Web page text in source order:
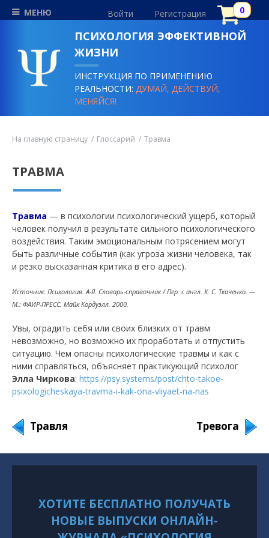
МЕНЮ Войти Регистрация
ПСИХОЛОГИЯ ЭФФЕКТИВНОЙ
ЖИЗНИ
ИНСТРУКЦИЯ ПО ПРИМЕНЕНИЮ
РЕАЛЬНОСТИ:ДУМАЙ, ДЕЙСТВУЙ,
МЕНЯЙСЯ!
На главную страницу Глоссарий Травма
ТРАВМА
Травма — в психологии психологический ущерб, который
человек получил в результате сильного психологического
воздействия. Таким эмоциональным потрясением могут
быть различные события (как угроза жизни человека, так
и резко высказанная критика в его адрес).
Источник: Психология. А-Я. Словарь-справочник / Пер. с англ. К. С. Ткаченко. —
М.: ФАИР-ПРЕСС. Майк Кордуэлл. 2000.
Увы, оградить себя или своих близких от травм
невозможно, но возможно их проработать и отпустить
ситуацию. Чем опасны психологические травмы и как с
ними справляться, объясняет практикующий психолог
Элла Чиркова: https://psy.systems/post/chto-takoe-
psixologicheskaya-travma-i-kak-ona-vliyaet-na-nas
Травля Тревога
ХОТИТЕ БЕСПЛАТНО ПОЛУЧАТЬ
НОВЫЕ ВЫПУСКИ ОНЛАЙН-